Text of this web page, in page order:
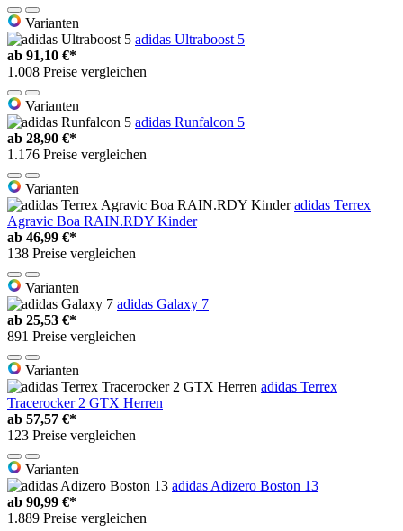
Varianten
adidas Ultraboost 5
ab 91,10 €*
1.008 Preise vergleichen
Varianten
adidas Runfalcon 5
ab 28,90 €*
1.176 Preise vergleichen
Varianten
adidas Terrex
Agravic Boa RAIN.RDY Kinder
ab 46,99 €*
138 Preise vergleichen
Varianten
adidas Galaxy 7
ab 25,53 €*
891 Preise vergleichen
Varianten
adidas Terrex
Tracerocker 2 GTX Herren
ab 57,57 €*
123 Preise vergleichen
Varianten
adidas Adizero Boston 13
ab 90,99 €*
1.889 Preise vergleichen